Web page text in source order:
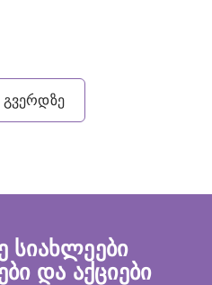
სიახლეები
და აქციები